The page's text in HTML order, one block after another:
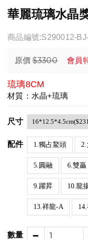
華麗琉璃水晶
商品編號:S290012-
原價 $3300 會員
琉璃8CM
材質：水晶+琉璃
尺寸
配件 1.獨占鰲頭
5.圓融 6.雙贏
9.躍昇 10.龍
13.祥龍-A
數量